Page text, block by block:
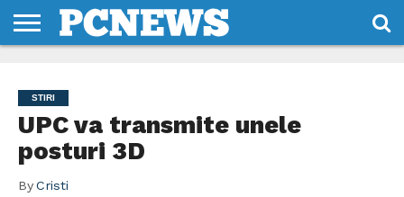
NOI
SI
CONDITII
STIRI
UPC va transmite unele
posturi 3D
By Cristi